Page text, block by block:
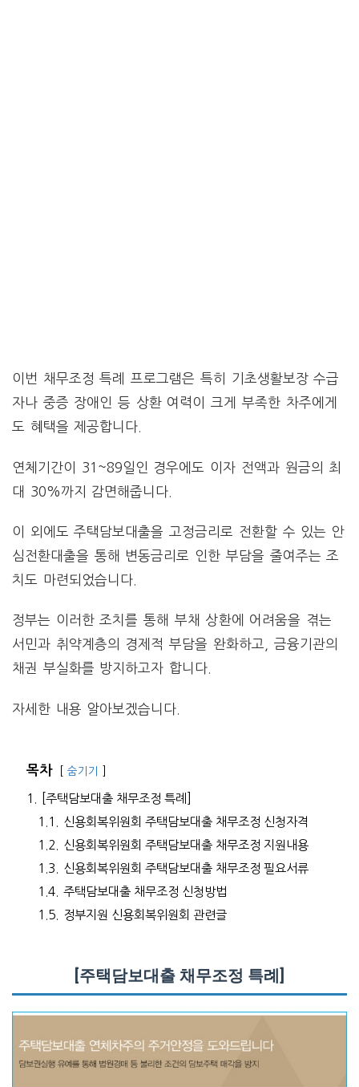
이번 채무조정 특례 프로그램은 특히 기초생활보장 수급
자나 중증 장애인 등 상환 여력이 크게 부족한 차주에게
도 혜택을 제공합니다.
연체기간이 31~89일인 경우에도 이자 전액과 원금의 최
대 30%까지 감면해줍니다.
이 외에도 주택담보대출을 고정금리로 전환할 수 있는 안
심전환대출을 통해 변동금리로 인한 부담을 줄여주는 조
치도 마련되었습니다​.
정부는 이러한 조치를 통해 부채 상환에 어려움을 겪는
서민과 취약계층의 경제적 부담을 완화하고, 금융기관의
채권 부실화를 방지하고자 합니다.
자세한 내용 알아보겠습니다.
목차 숨기기
1.
[주택담보대출 채무조정 특례]
1.1.
신용회복위원회 주택담보대출 채무조정 신청자격
1.2.
신용회복위원회 주택담보대출 채무조정 지원내용
1.3.
신용회복위원회 주택담보대출 채무조정 필요서류
1.4.
주택담보대출 채무조정 신청방법
1.5.
정부지원 신용회복위원회 관련글
[주택담보대출 채무조정 특례]